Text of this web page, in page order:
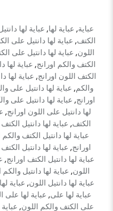
عباية, عباية لها, عباية لها
الكتف, عباية لها دانتيل على
اللون, عباية لها دانتيل على
الكتف والكم اورانج, عباية لها
الكتف اللون اورانج, عباية لها
والكم, عباية لها دانتيل على
اورانج, عباية لها دانتيل على
لها دانتيل على اللون اورانج,
الكتف, عباية لها دانتيل
عباية لها دانتيل الكتف والكم
اورانج, عباية لها دانتيل
عباية لها دانتيل الكتف اورانج,
اللون, عباية لها دانتيل
عباية لها دانتيل اللون, عباية
عباية لها على, عباية لها على
على الكتف والكم اللون,